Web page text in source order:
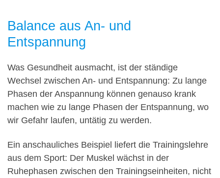
Balance aus An- und
Entspannung
Was Gesundheit ausmacht, ist der ständige
Wechsel zwischen An- und Entspannung: Zu lange
Phasen der Anspannung können genauso krank
machen wie zu lange Phasen der Entspannung, wo
wir Gefahr laufen, untätig zu werden.
Ein anschauliches Beispiel liefert die Trainingslehre
aus dem Sport: Der Muskel wächst in der
Ruhephasen zwischen den Trainingseinheiten, nicht